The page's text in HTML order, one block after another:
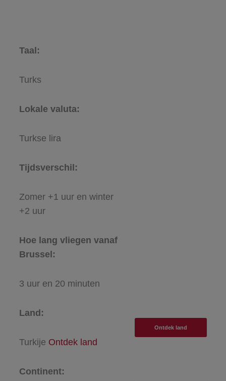
Taal:
Turks
Lokale valuta:
Turkse lira
Tijdsverschil:
Zomer +1 uur en winter
+2 uur
Hoe lang vliegen vanaf
Brussel:
3 uur en 20 minuten
Land:
Turkije Ontdek land
Ontdek land
Continent: